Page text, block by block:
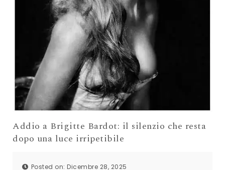
Addio a Brigitte Bardot: il silenzio che resta
dopo una luce irripetibile
Posted on: Dicembre 28, 2025